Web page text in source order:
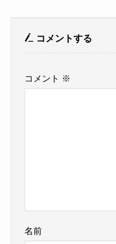
コメントする
コメント ※
名前